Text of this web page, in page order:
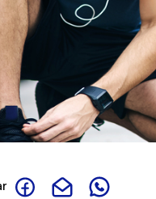
Pé
Seca
Para Bolha
Para Calo
Para
Para Perna
Creme de
Óleo